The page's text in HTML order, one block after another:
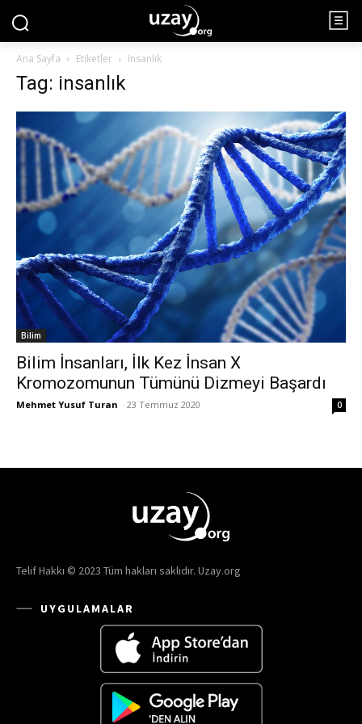
Ana Sayfa Etiketler Insanlık
Tag: insanlık
Bilim
Bilim İnsanları, İlk Kez İnsan X
Kromozomunun Tümünü Dizmeyi Başardı
Mehmet Yusuf Turan - 23 Temmuz 2020 0
Telif Hakkı © 2023 Tüm hakları saklıdır. Uzay.org
UYGULAMALAR